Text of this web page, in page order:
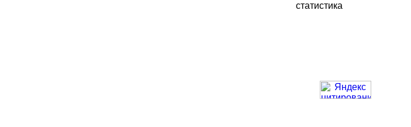
статистика